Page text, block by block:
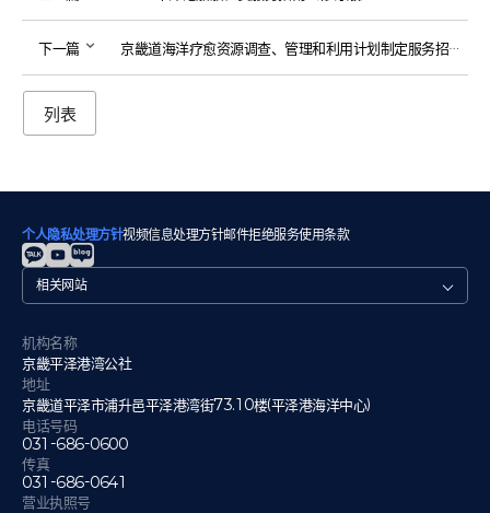
下一篇 京畿道海洋疗愈资源调查、管理和利用计划制定服务招标公告
列表
个人隐私处理方针视频信息处理方针邮件拒绝服务使用条款
관
련
이
트
机构名称
京畿平泽港湾公社
地址
京畿道平泽市浦升邑平泽港湾街73.10楼(平泽港海洋中心)
电话号码
031-686-0600
传真
031-686-0641
营业执照号